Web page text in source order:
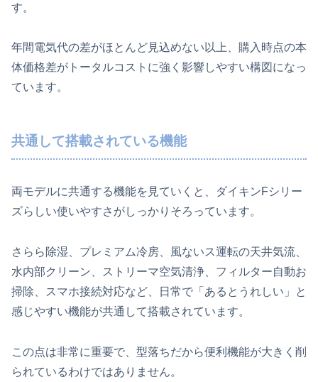
す。
年間電気代の差がほとんど見込めない以上、購入時点の本
体価格差がトータルコストに強く影響しやすい構図になっ
ています。
共通して搭載されている機能
両モデルに共通する機能を見ていくと、ダイキンFシリー
ズらしい使いやすさがしっかりそろっています。
さらら除湿、プレミアム冷房、風ないス運転の天井気流、
水内部クリーン、ストリーマ空気清浄、フィルター自動お
掃除、スマホ接続対応など、日常で「あるとうれしい」と
感じやすい機能が共通して搭載されています。
この点は非常に重要で、型落ちだから便利機能が大きく削
られているわけではありません。